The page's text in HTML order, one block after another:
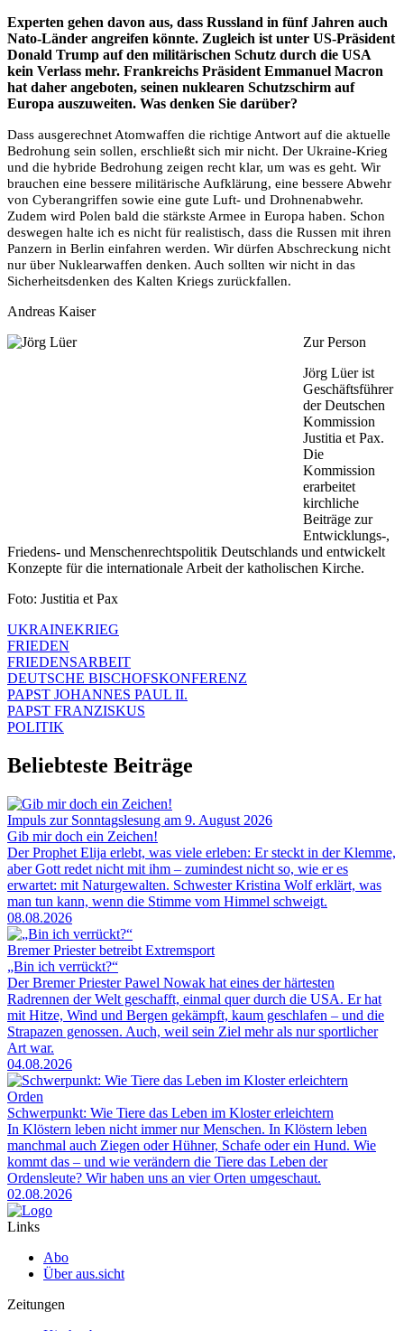
Experten gehen davon aus, dass Russland in fünf Jahren auch
Nato-Länder angreifen könnte. Zugleich ist unter US-Präsident
Donald Trump auf den militärischen Schutz durch die USA
kein Verlass mehr. Frankreichs Präsident Emmanuel Macron
hat daher angeboten, seinen nuklearen Schutzschirm auf
Europa auszuweiten. Was denken Sie darüber?
Dass ausgerechnet Atomwaffen die richtige Antwort auf die aktuelle
Bedrohung sein sollen, erschließt sich mir nicht. Der Ukraine-Krieg
und die hybride Bedrohung zeigen recht klar, um was es geht. Wir
brauchen eine bessere militärische Aufklärung, eine bessere Abwehr
von Cyberangriffen sowie eine gute Luft- und Drohnenabwehr.
Zudem wird Polen bald die stärkste Armee in Europa haben. Schon
deswegen halte ich es nicht für realistisch, dass die Russen mit ihren
Panzern in Berlin einfahren werden. Wir dürfen Abschreckung nicht
nur über Nuklearwaffen denken. Auch sollten wir nicht in das
Sicherheitsdenken des Kalten Kriegs zurückfallen.
Andreas Kaiser
Zur Person
Jörg Lüer ist
Geschäftsführer
der Deutschen
Kommission
Justitia et Pax.
Die
Kommission
erarbeitet
kirchliche
Beiträge zur
Entwicklungs-,
Friedens- und Menschenrechtspolitik Deutschlands und entwickelt
Konzepte für die internationale Arbeit der katholischen Kirche.
Foto: Justitia et Pax
UKRAINEKRIEG
FRIEDEN
FRIEDENSARBEIT
DEUTSCHE BISCHOFSKONFERENZ
PAPST JOHANNES PAUL II.
PAPST FRANZISKUS
POLITIK
Beliebteste Beiträge
Impuls zur Sonntagslesung am 9. August 2026
Gib mir doch ein Zeichen!
Der Prophet Elija erlebt, was viele erleben: Er steckt in der Klemme,
aber Gott redet nicht mit ihm – zumindest nicht so, wie er es
erwartet: mit Naturgewalten. Schwester Kristina Wolf erklärt, was
man tun kann, wenn die Stimme vom Himmel schweigt.
08.08.2026
Bremer Priester betreibt Extremsport
„Bin ich verrückt?“
Der Bremer Priester Pawel Nowak hat eines der härtesten
Radrennen der Welt geschafft, einmal quer durch die USA. Er hat
mit Hitze, Wind und Bergen gekämpft, kaum geschlafen – und die
Strapazen genossen. Auch, weil sein Ziel mehr als nur sportlicher
Art war.
04.08.2026
Orden
Schwerpunkt: Wie Tiere das Leben im Kloster erleichtern
In Klöstern leben nicht immer nur Menschen. In Klöstern leben
manchmal auch Ziegen oder Hühner, Schafe oder ein Hund. Wie
kommt das – und wie verändern die Tiere das Leben der
Ordensleute? Wir haben uns an vier Orten umgeschaut.
02.08.2026
Links
Abo
Über aus.sicht
Zeitungen